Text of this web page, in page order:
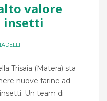
valore
insetti
Trisaia (Matera) sta
nuove farine ad
Un team di